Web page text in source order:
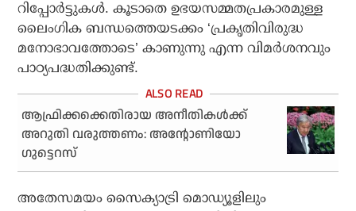
റിപ്പോര്‍ട്ടുകള്‍. കൂടാതെ ഉഭയസമ്മതപ്രകാരമുള്ള
ലൈംഗിക ബന്ധത്തെയടക്കം ‘പ്രകൃതിവിരുദ്ധ
മനോഭാവത്തോടെ’ കാണുന്നു എന്ന വിമര്‍ശനവും
പാഠ്യപദ്ധതിക്കുണ്ട്.
ആഫ്രിക്കക്കെതിരായ അനീതികൾക്ക്
അറുതി വരുത്തണം: അന്റോണിയോ
ഗുട്ടെറസ്
അതേസമയം സൈക്യാട്രി മൊഡ്യൂളിലും